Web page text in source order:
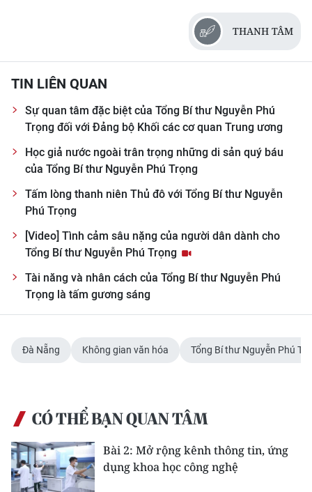
THANH TÂM
TIN LIÊN QUAN
Sự quan tâm đặc biệt của Tổng Bí thư Nguyễn Phú
Trọng đối với Đảng bộ Khối các cơ quan Trung ương
Học giả nước ngoài trân trọng những di sản quý báu
của Tổng Bí thư Nguyễn Phú Trọng
Tấm lòng thanh niên Thủ đô với Tổng Bí thư Nguyễn
Phú Trọng
[Video] Tình cảm sâu nặng của người dân dành cho
Tổng Bí thư Nguyễn Phú Trọng
Tài năng và nhân cách của Tổng Bí thư Nguyễn Phú
Trọng là tấm gương sáng
Đà Nẵng Không gian văn hóa Tổng Bí thư Nguyễn Phú
CÓ THỂ BẠN QUAN TÂM
Bài 2: Mở rộng kênh thông tin, ứng
dụng khoa học công nghệ